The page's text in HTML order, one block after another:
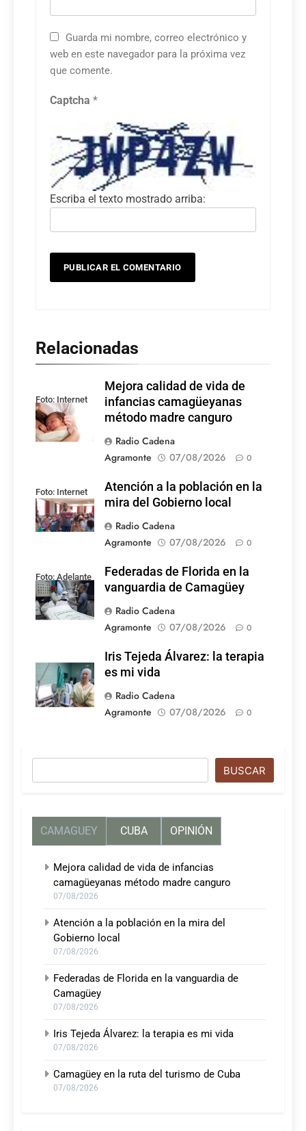
Guarda mi nombre, correo electrónico y
web en este navegador para la próxima vez
que comente.
Captcha *
Escriba el texto mostrado arriba:
Relacionadas
Foto: Internet
Mejora calidad de vida de
infancias camagüeyanas
método madre canguro
Radio Cadena
Agramonte
07/08/2026 0
Foto: Internet
Atención a la población en la
mira del Gobierno local
Radio Cadena
Agramonte
07/08/2026 0
Foto: Adelante
Federadas de Florida en la
vanguardia de Camagüey
Radio Cadena
Agramonte
07/08/2026 0
Iris Tejeda Álvarez: la terapia
es mi vida
Radio Cadena
Agramonte
07/08/2026 0
BUSCAR
CAMAGUEY CUBA OPINIÓN
Mejora calidad de vida de infancias
camagüeyanas método madre canguro
07/08/2026
Atención a la población en la mira del
Gobierno local
07/08/2026
Federadas de Florida en la vanguardia de
Camagüey
07/08/2026
Iris Tejeda Álvarez: la terapia es mi vida
07/08/2026
Camagüey en la ruta del turismo de Cuba
07/08/2026